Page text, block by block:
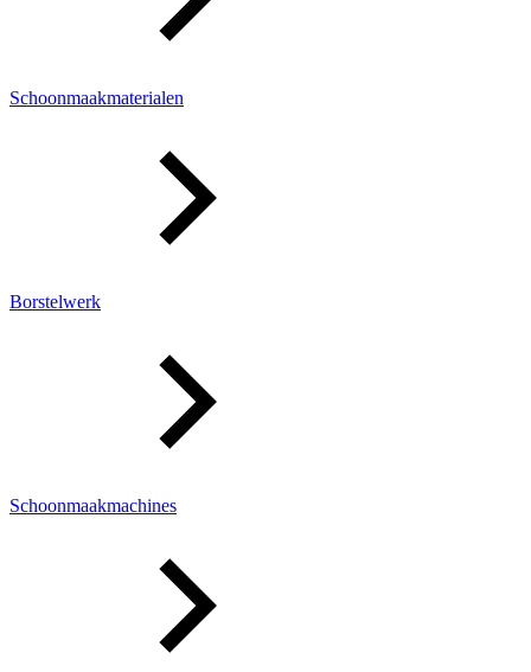
Schoonmaakmaterialen
Borstelwerk
Schoonmaakmachines